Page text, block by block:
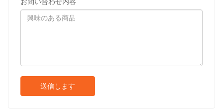
お問い合わせ内容
送信します